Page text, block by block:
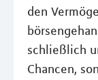
den
schließlich
Chancen,